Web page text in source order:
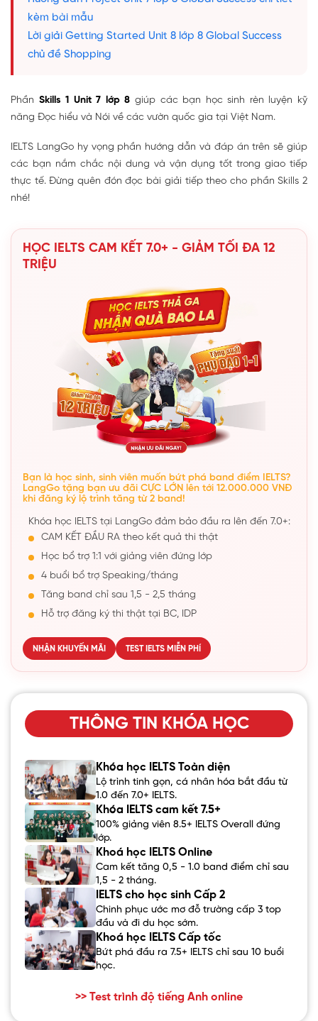
kèm bài mẫu
Lời giải Getting Started Unit 8 lớp 8 Global Success
chủ đề Shopping
Phần Skills 1 Unit 7 lớp 8 giúp các bạn học sinh rèn luyện kỹ
năng Đọc hiểu và Nói về các vườn quốc gia tại Việt Nam.
IELTS LangGo hy vọng phần hướng dẫn và đáp án trên sẽ giúp
các bạn nắm chắc nội dung và vận dụng tốt trong giao tiếp
thực tế. Đừng quên đón đọc bài giải tiếp theo cho phần Skills 2
nhé!
HỌC IELTS CAM KẾT 7.0+ - GIẢM TỐI ĐA 12
TRIỆU
Bạn là học sinh, sinh viên muốn bứt phá band điểm IELTS?
LangGo tặng bạn ưu đãi CỰC LỚN lên tới 12.000.000 VNĐ
khi đăng ký lộ trình tăng từ 2 band!
Khóa học IELTS tại LangGo đảm bảo đầu ra lên đến 7.0+:
CAM KẾT ĐẦU RA theo kết quả thi thật
Học bổ trợ 1:1 với giảng viên đứng lớp
4 buổi bổ trợ Speaking/tháng
Tăng band chỉ sau 1,5 - 2,5 tháng
Hỗ trợ đăng ký thi thật tại BC, IDP
NHẬN KHUYẾN MÃI TEST IELTS MIỄN PHÍ
THÔNG TIN KHÓA HỌC
Khóa học IELTS Toàn diện
Lộ trình tinh gọn, cá nhân hóa bắt đầu từ
1.0 đến 7.0+ IELTS.
Khóa IELTS cam kết 7.5+
100% giảng viên 8.5+ IELTS Overall đứng
lớp.
Khoá học IELTS Online
Cam kết tăng 0,5 - 1.0 band điểm chỉ sau
1,5 - 2 tháng.
IELTS cho học sinh Cấp 2
Chinh phục ước mơ đỗ trường cấp 3 top
đầu và đi du học sớm.
Khoá học IELTS Cấp tốc
Bứt phá đầu ra 7.5+ IELTS chỉ sau 10 buổi
học.
>> Test trình độ tiếng Anh online